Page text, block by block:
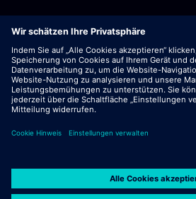
Wichtiger Hinweis:Für alle
dass Siemens zu keinem Zeitpunkt –
während oder nach dem
verlangt. Wir fordern keine
Finanzinformationen als
scheinbar von einem Siemens-
Mitarbeitenden im Rahmen eines
Bewerbungsprozesses kontaktiert